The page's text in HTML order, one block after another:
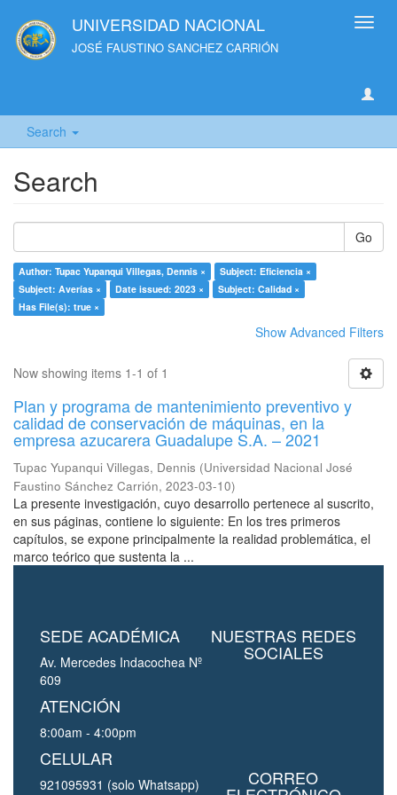
UNIVERSIDAD NACIONAL
JOSÉ FAUSTINO SANCHEZ CARRIÓN
Search
Search
Go
Author: Tupac Yupanqui Villegas, Dennis ×
Subject: Eficiencia ×
Subject: Averías ×
Date issued: 2023 ×
Subject: Calidad ×
Has File(s): true ×
Show Advanced Filters
Now showing items 1-1 of 1
Plan y programa de mantenimiento preventivo y
calidad de conservación de máquinas, en la
empresa azucarera Guadalupe S.A. – 2021
Tupac Yupanqui Villegas, Dennis (Universidad Nacional José
Faustino Sánchez Carrión, 2023-03-10)
La presente investigación, cuyo desarrollo pertenece al suscrito,
en sus páginas, contiene lo siguiente: En los tres primeros
capítulos, se expone principalmente la realidad problemática, el
marco teórico que sustenta la ...
SEDE ACADÉMICA
Av. Mercedes Indacochea Nº
609
ATENCIÓN
8:00am - 4:00pm
CELULAR
921095931 (solo Whatsapp)
NUESTRAS REDES
SOCIALES
CORREO